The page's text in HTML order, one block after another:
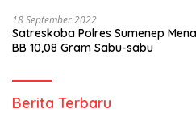
18 September 2022
Satreskoba Polres Sumenep
BB 10,08 Gram Sabu-sabu
Berita Terbaru